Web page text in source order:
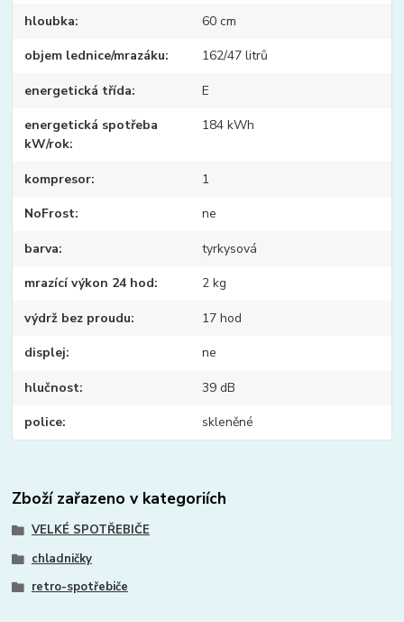
hloubka 60 cm
objem lednice/mrazáku 162/47 litrů
energetická třída E
energetická spotřeba
kW/rok
184 kWh
kompresor 1
NoFrost ne
barva tyrkysová
mrazící výkon 24 hod 2 kg
výdrž bez proudu 17 hod
displej ne
hlučnost 39 dB
police skleněné
Zboží zařazeno v kategoriích
VELKÉ SPOTŘEBIČE
chladničky
retro-spotřebiče